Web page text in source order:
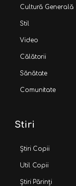
Cultură Generală
Stil
Video
Călătorii
Sănătate
Comunitate
Stiri
Știri Copii
Util Copii
Știri Părinți